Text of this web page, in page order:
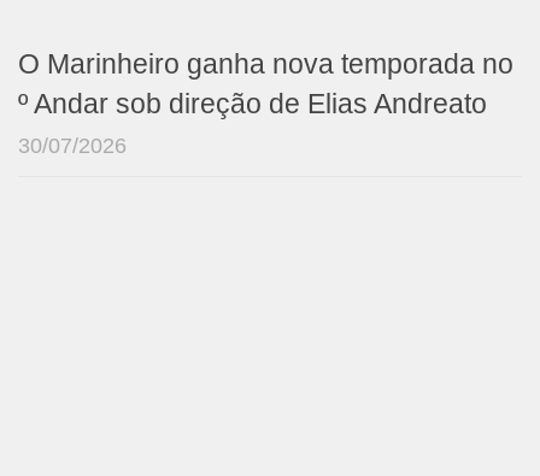
O Marinheiro ganha nova temporada no
º Andar sob direção de Elias Andreato
30/07/2026